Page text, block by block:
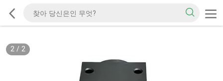
2/ 2